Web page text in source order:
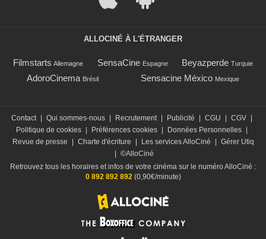
ALLOCINÉ À L'ÉTRANGER
Filmstarts Allemagne SensaCine Espagne Beyazperde Turquie
AdoroCinema Brésil Sensacine México Mexique
Contact | Qui sommes-nous | Recrutement | Publicité | CGU | CGV |
Politique de cookies | Préférences cookies | Données Personnelles |
Revue de presse
| Charte d'écriture | Les services AlloCiné | Gérer Utiq
| ©AlloCiné
Retrouvez tous les horaires et infos de votre cinéma sur le numéro AlloCiné :
0 892 892 892(0,90€/minute)